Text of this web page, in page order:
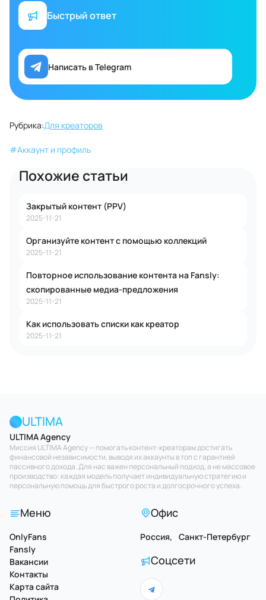
Быстрый ответ
Написать в Telegram
Рубрика:Для креаторов
#Аккаунт и профиль
Похожие статьи
Закрытый контент (PPV)
2025-11-21
Организуйте контент с помощью коллекций
2025-11-21
Повторное использование контента на Fansly:
скопированные медиа-предложения
2025-11-21
Как использовать списки как креатор
2025-11-21
ULTIMA
ULTIMA Agency
Миссия ULTIMA Agency — помогать контент-креаторам достигать
финансовой независимости, выводя их аккаунты в топ с гарантией
пассивного дохода. Для нас важен персональный подход, а не массовое
производство: каждая модель получает индивидуальную стратегию и
персональную помощь для быстрого роста и долгосрочного успеха.
Меню
OnlyFans
Fansly
Вакансии
Контакты
Карта сайта
Офис
Россия, Санкт-Петербург
Соцсети